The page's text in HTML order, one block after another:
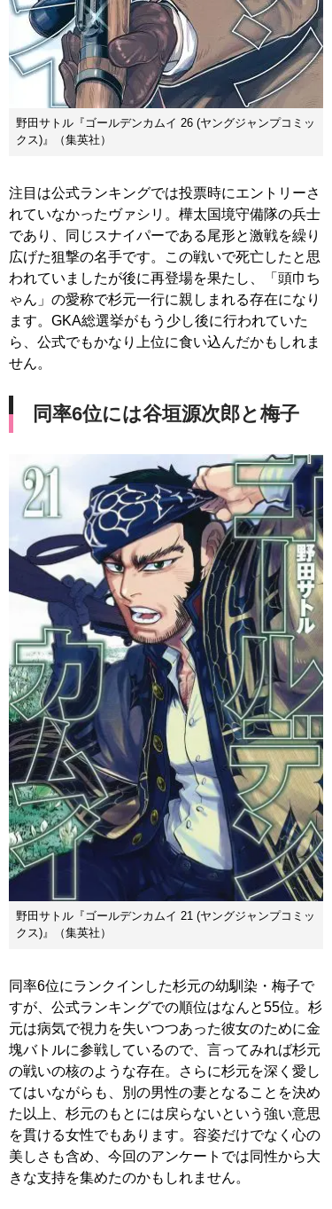
野田サトル『ゴールデンカムイ 26 (ヤングジャンプコミッ
クス)』（集英社）
注目は公式ランキングでは投票時にエントリーさ
れていなかったヴァシリ。樺太国境守備隊の兵士
であり、同じスナイパーである尾形と激戦を繰り
広げた狙撃の名手です。この戦いで死亡したと思
われていましたが後に再登場を果たし、「頭巾ち
ゃん」の愛称で杉元一行に親しまれる存在になり
ます。GKA総選挙がもう少し後に行われていた
ら、公式でもかなり上位に食い込んだかもしれま
せん。
同率6位には谷垣源次郎と梅子
野田サトル『ゴールデンカムイ 21 (ヤングジャンプコミッ
クス)』（集英社）
同率6位にランクインした杉元の幼馴染・梅子で
すが、公式ランキングでの順位はなんと55位。杉
元は病気で視力を失いつつあった彼女のために金
塊バトルに参戦しているので、言ってみれば杉元
の戦いの核のような存在。さらに杉元を深く愛し
てはいながらも、別の男性の妻となることを決め
た以上、杉元のもとには戻らないという強い意思
を貫ける女性でもあります。容姿だけでなく心の
美しさも含め、今回のアンケートでは同性から大
きな支持を集めたのかもしれません。